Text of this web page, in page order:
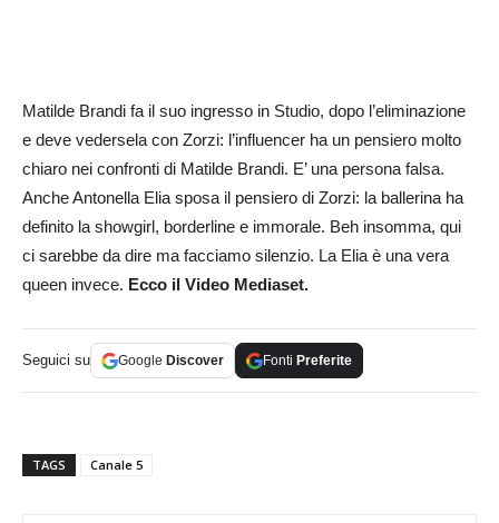
Matilde Brandi fa il suo ingresso in Studio, dopo l’eliminazione
e deve vedersela con Zorzi: l’influencer ha un pensiero molto
chiaro nei confronti di Matilde Brandi. E’ una persona falsa.
Anche Antonella Elia sposa il pensiero di Zorzi: la ballerina ha
definito la showgirl, borderline e immorale. Beh insomma, qui
ci sarebbe da dire ma facciamo silenzio. La Elia è una vera
queen invece. Ecco il Video Mediaset.
Seguici su Google Discover Fonti Preferite
TAGS Canale 5